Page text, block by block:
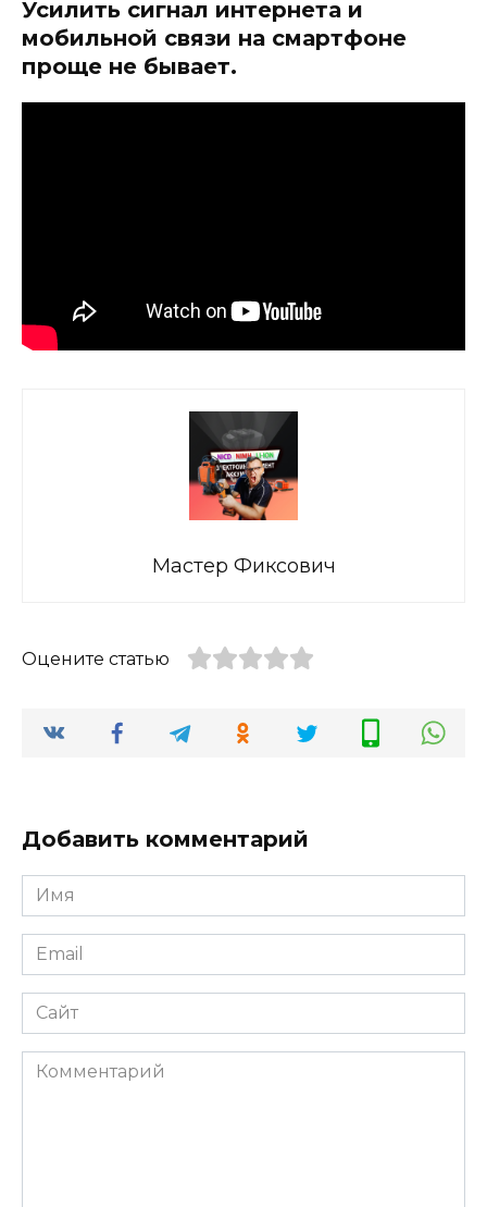
Усилить сигнал интернета и
мобильной связи на смартфоне
проще не бывает.
Мастер Фиксович
Оцените статью
Добавить комментарий
Имя
*
Email
*
Сайт
Комментарий